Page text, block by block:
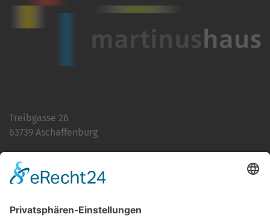
Treibgasse 26
63739 Aschaffenburg
E-Mailinfo@martinushaus.de